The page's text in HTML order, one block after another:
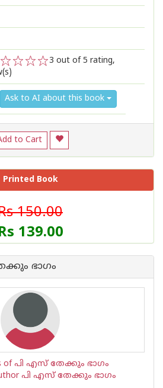
2
3 out of 5 rating,
Ask to AI about this book
to Cart
Printed Book
150.00
139.00
ഭാഗം
of പി എസ് തേക്കും ഭാഗം
പി എസ് തേക്കും ഭാഗം